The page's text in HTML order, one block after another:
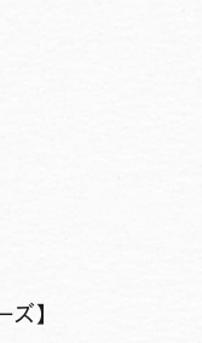
】